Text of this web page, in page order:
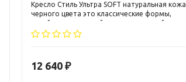
Кресло Стиль Ультра SOFT натуральная кожа
черного цвета это классические формы,
яркий, оригинальный и запоминающийся
дизайн, высокая спинка с небольшим
12 640 ₽